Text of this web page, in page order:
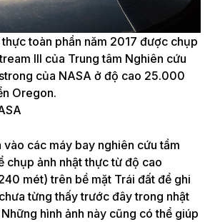
toàn phần năm 2017 được chụp
III của Trung tâm Nghiên cứu
của NASA ở độ cao 25.000
Oregon.
vào các máy bay nghiên cứu tầm
chụp ảnh nhật thực từ độ cao
mét) trên bề mặt Trái đất để ghi
từng thấy trước đây trong nhật
hình ảnh này cũng có thể giúp